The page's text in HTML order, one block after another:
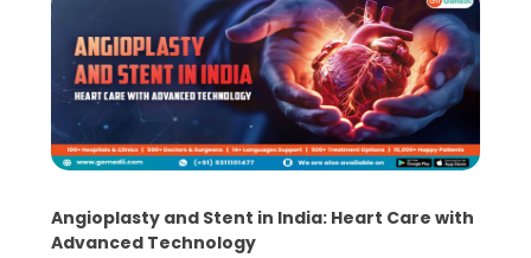
Angioplasty and Stent in India: Heart Care with
Advanced Technology